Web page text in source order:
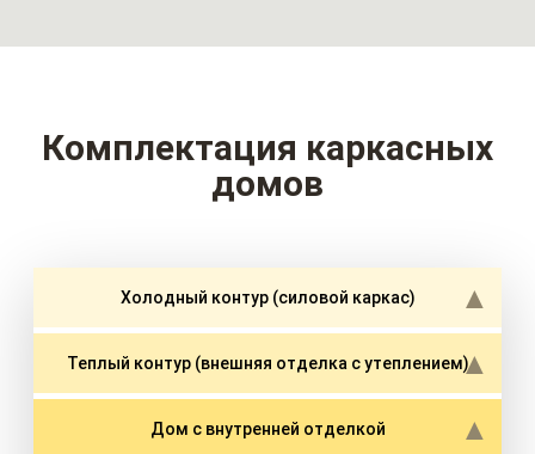
Комплектация каркасных
домов
Холодный контур (силовой каркас)
Теплый контур (внешняя отделка с утеплением)
Дом с внутренней отделкой